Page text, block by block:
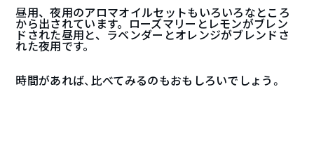
昼用、夜用のアロマオイルセットもいろいろなところ
から出されています。ローズマリーとレモンがブレン
ドされた昼用と、ラベンダーとオレンジがブレンドさ
れた夜用です。
時間があれば、比べてみるのもおもしろいでしょう。